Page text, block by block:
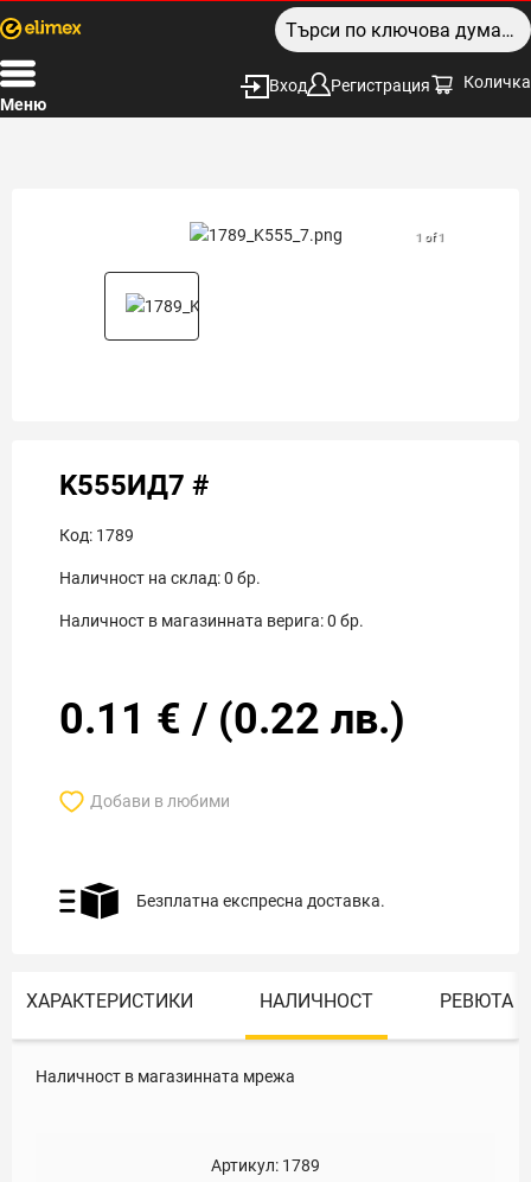
Меню
Вход Регистрация Количка
1 of 1
K555ИД7 #
Код: 1789
Наличност на склад:0 бр.
Наличност в магазинната верига:0 бр.
0.11 € / (0.22 лв.)
Добави в любими
Безплатна експресна доставка.
ХАРАКТЕРИСТИКИ НАЛИЧНОСТ РЕВЮТА
Наличност в магазинната мрежа
Артикул: 1789